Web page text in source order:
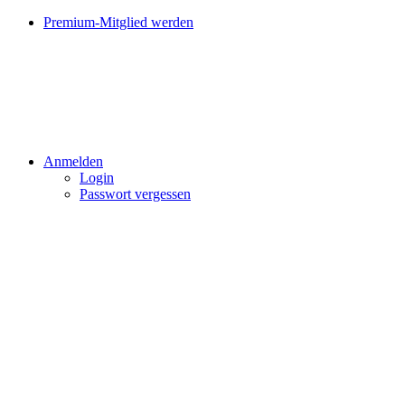
Premium-Mitglied werden
Anmelden
Login
Passwort vergessen